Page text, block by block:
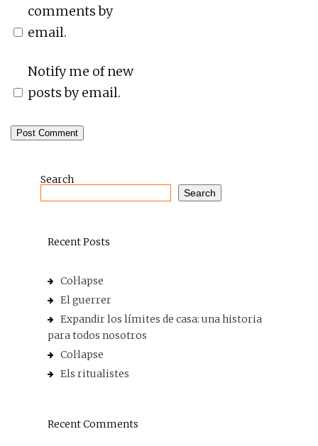
comments by
email.
Notify me of new
posts by email.
Search
Search
Recent Posts
Col·lapse
El guerrer
Expandir los límites de casa: una historia
para todos nosotros
Col·lapse
Els ritualistes
Recent Comments